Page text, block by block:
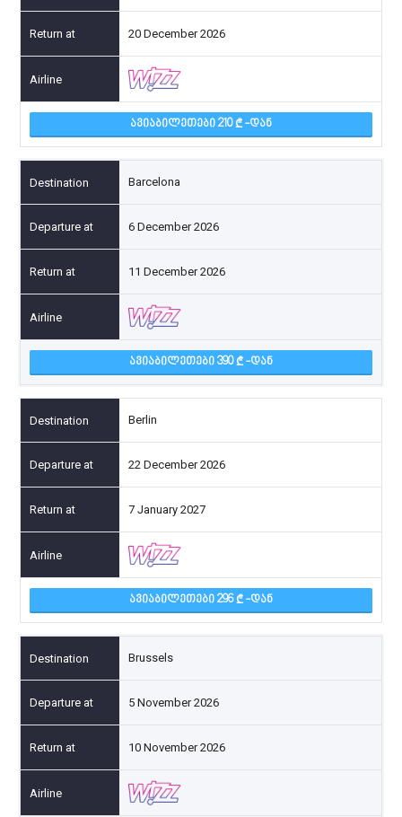
20 December 2026
ᲐᲕᲘᲐᲑᲘᲚᲔᲗᲔᲑᲘ 210 -ᲓᲐᲜ
Barcelona
6 December 2026
11 December 2026
ᲐᲕᲘᲐᲑᲘᲚᲔᲗᲔᲑᲘ 390 -ᲓᲐᲜ
Berlin
22 December 2026
7 January 2027
ᲐᲕᲘᲐᲑᲘᲚᲔᲗᲔᲑᲘ 296 -ᲓᲐᲜ
Brussels
5 November 2026
10 November 2026